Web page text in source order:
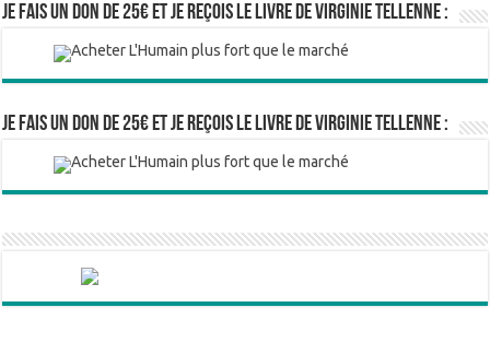
Je fais un don de 25€ et je reçois le livre de Virginie Tellenne :
Je fais un don de 25€ et je reçois le livre de Virginie Tellenne :